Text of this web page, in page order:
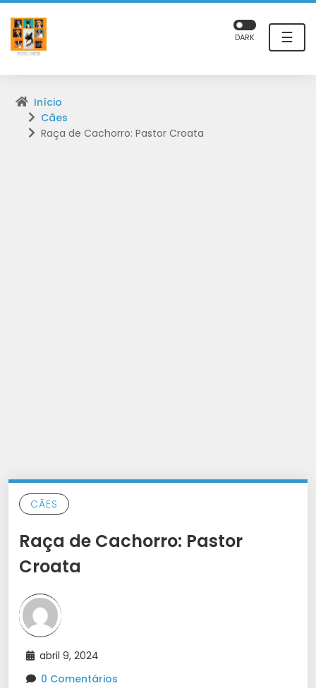
☰
DARK
Início
Cães
Raça de Cachorro: Pastor Croata
CÃES
Raça de Cachorro: Pastor
Croata
abril 9, 2024
0 Comentários